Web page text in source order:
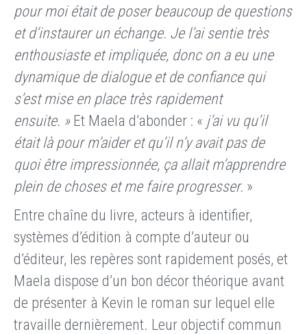
pour moi était de poser beaucoup de questions
et d’instaurer un échange. Je l’ai sentie très
enthousiaste et impliquée, donc on a eu une
dynamique de dialogue et de confiance qui
s’est mise en place très rapidement
ensuite. » Et Maela d’abonder : « j’ai vu qu’il
était là pour m’aider et qu’il n’y avait pas de
quoi être impressionnée, ça allait m’apprendre
plein de choses et me faire progresser. »
Entre chaîne du livre, acteurs à identifier,
systèmes d’édition à compte d’auteur ou
d’éditeur, les repères sont rapidement posés, et
Maela dispose d’un bon décor théorique avant
de présenter à Kevin le roman sur lequel elle
travaille dernièrement. Leur objectif commun